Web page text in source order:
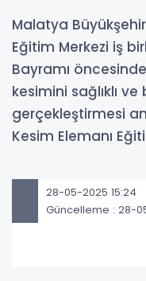
Malatya
Eğitim Merkezi iş
Bayramı
kesimini sağlıklı
gerçekleştirmesi
Kesim Elemanı
28-05-2025 15:24
Güncelleme : 28-